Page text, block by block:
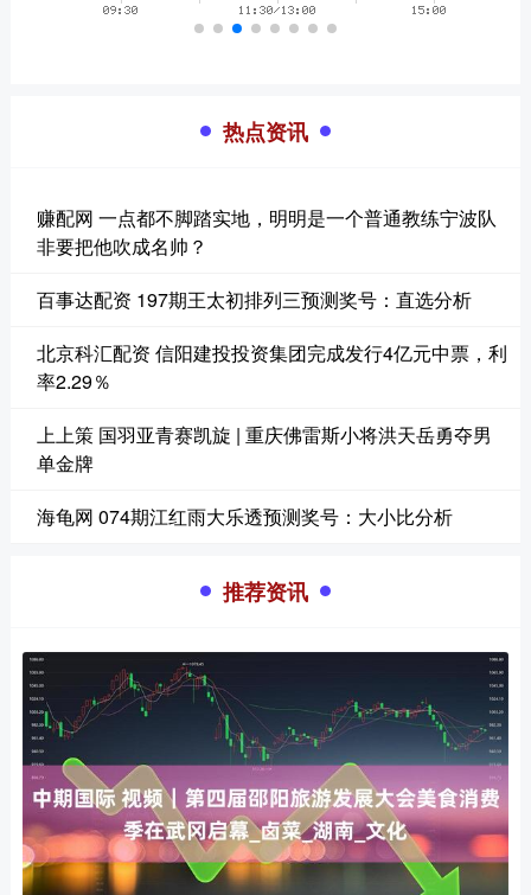
热点资讯
赚配网 一点都不脚踏实地，明明是一个普通教练宁波队
非要把他吹成名帅？
百事达配资 197期王太初排列三预测奖号：直选分析
北京科汇配资 信阳建投投资集团完成发行4亿元中票，利
率2.29％
上上策 国羽亚青赛凯旋 | 重庆佛雷斯小将洪天岳勇夺男
单金牌
海龟网 074期江红雨大乐透预测奖号：大小比分析
推荐资讯